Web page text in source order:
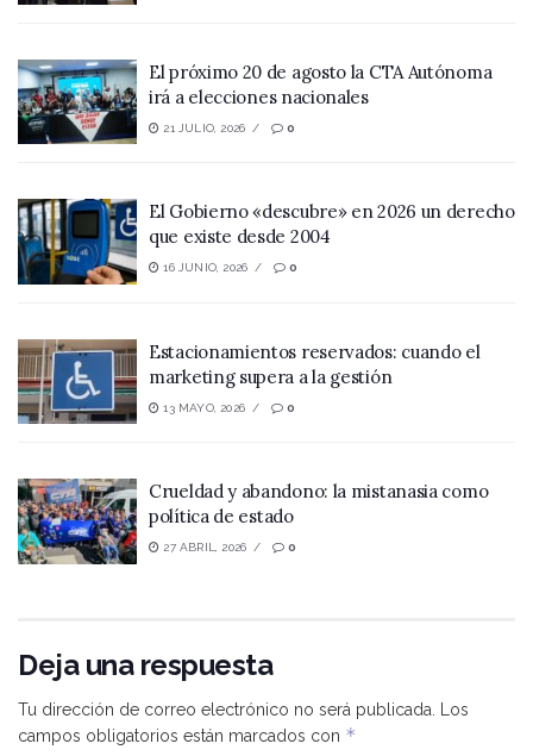
El próximo 20 de agosto la CTA Autónoma
irá a elecciones nacionales
21 JULIO, 2026 0
El Gobierno «descubre» en 2026 un derecho
que existe desde 2004
16 JUNIO, 2026 0
Estacionamientos reservados: cuando el
marketing supera a la gestión
13 MAYO, 2026 0
Crueldad y abandono: la mistanasia como
política de estado
27 ABRIL, 2026 0
Deja una respuesta
Tu dirección de correo electrónico no será publicada.
Los
campos obligatorios están marcados con *